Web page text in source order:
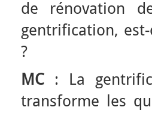
de rénovation
gentrification,
?
MC : La
transforme les